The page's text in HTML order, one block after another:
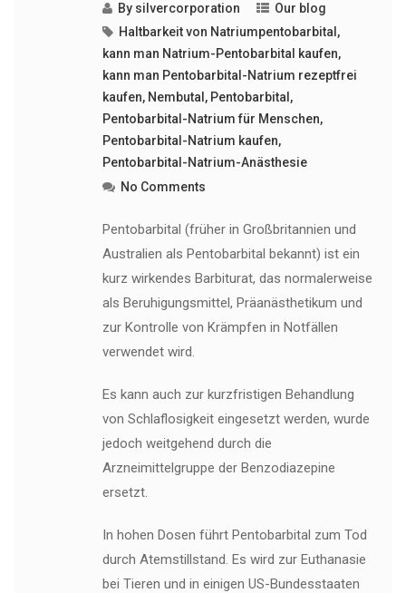
By silvercorporation
Our blog
Haltbarkeit von Natriumpentobarbital ,
kann man Natrium-Pentobarbital kaufen,
kann man Pentobarbital-Natrium rezeptfrei
kaufen, Nembutal , Pentobarbital ,
Pentobarbital-Natrium für Menschen,
Pentobarbital-Natrium kaufen,
Pentobarbital-Natrium-Anästhesie
No Comments
Pentobarbital (früher in Großbritannien und
Australien als Pentobarbital bekannt) ist ein
kurz wirkendes Barbiturat, das normalerweise
als Beruhigungsmittel, Präanästhetikum und
zur Kontrolle von Krämpfen in Notfällen
verwendet wird.
Es kann auch zur kurzfristigen Behandlung
von Schlaflosigkeit eingesetzt werden, wurde
jedoch weitgehend durch die
Arzneimittelgruppe der Benzodiazepine
ersetzt.
In hohen Dosen führt Pentobarbital zum Tod
durch Atemstillstand. Es wird zur Euthanasie
bei Tieren und in einigen US-Bundesstaaten